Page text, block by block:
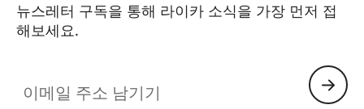
뉴스레터 구독을 통해 라이카 소식을 가장 먼저 접
해보세요.